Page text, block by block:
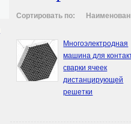
Сортировать по:
Многоэлектродная
машина для
сварки ячеек
дистанцирующей
решетки